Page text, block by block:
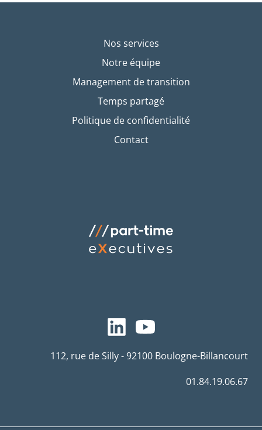
Nos services
Notre équipe
Management de transition
Temps partagé
Politique de confidentialité
Contact
112, rue de Silly - 92100 Boulogne-Billancourt
01.84.19.06.67